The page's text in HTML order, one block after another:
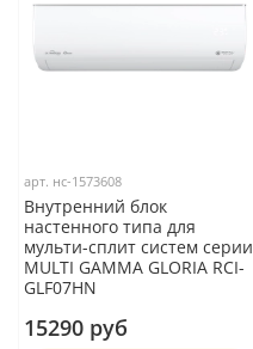
арт. нс-1573608
Внутренний блок
настенного типа для
мульти-сплит систем серии
MULTI GAMMA GLORIA RCI-
GLF07HN
15290 руб